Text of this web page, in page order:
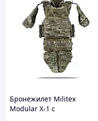
Бронежилет Militex
Modular X-1 с